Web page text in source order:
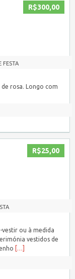
R$300,00
FESTA
rosa. Longo com
R$25,00
ou à medida
vestidos de
[…]